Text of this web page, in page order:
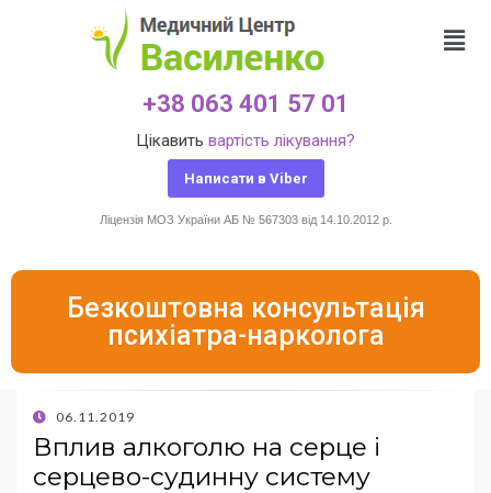
+38 063 401 57 01
Цікавить вартість лікування?
Написати в Viber
Ліцензія МОЗ України АБ № 567303 від 14.10.2012 р.
Безкоштовна консультація
психіатра-нарколога
06.11.2019
Вплив алкоголю на серце і
серцево-судинну систему